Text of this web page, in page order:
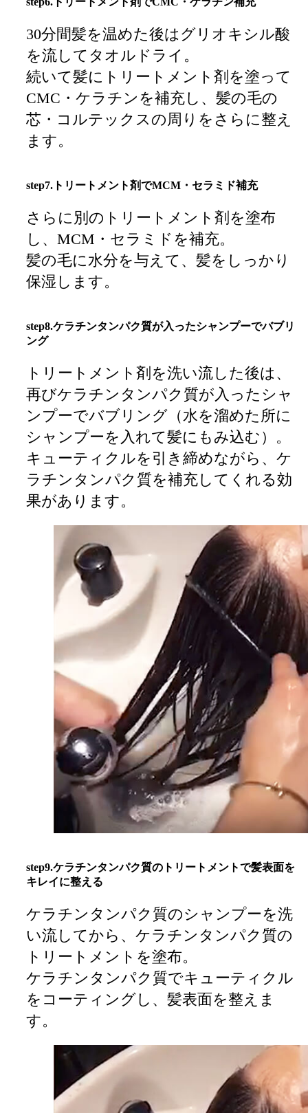
30分間髪を温めた後はグリオキシル酸
を流してタオルドライ。
続いて髪にトリートメント剤を塗って
CMC・ケラチンを補充し、髪の毛の
芯・コルテックスの周りをさらに整え
ます。
step7.トリートメント剤でMCM・セラミド補充
さらに別のトリートメント剤を塗布
し、MCM・セラミドを補充。
髪の毛に水分を与えて、髪をしっかり
保湿します。
step8.ケラチンタンパク質が入ったシャンプーでバブリ
ング
トリートメント剤を洗い流した後は、
再びケラチンタンパク質が入ったシャ
ンプーでバブリング（水を溜めた所に
シャンプーを入れて髪にもみ込む）。
キューティクルを引き締めながら、ケ
ラチンタンパク質を補充してくれる効
果があります。
step9.ケラチンタンパク質のトリートメントで髪表面を
キレイに整える
ケラチンタンパク質のシャンプーを洗
い流してから、ケラチンタンパク質の
トリートメントを塗布。
ケラチンタンパク質でキューティクル
をコーティングし、髪表面を整えま
す。